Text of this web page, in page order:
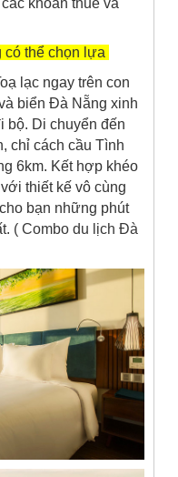
khoản thuế và
thể chọn lựa
lạc ngay trên con
biển Đà Nẵng xinh
bộ. Di chuyển đến
chỉ cách cầu Tình
6km. Kết hợp khéo
thiết kế vô cùng
bạn những phút
( Combo du lịch Đà